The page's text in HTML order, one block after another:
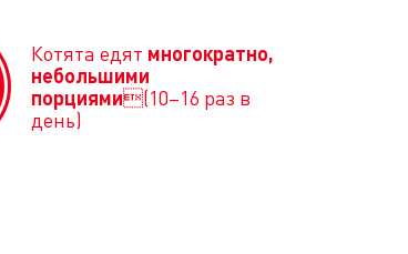
Котята едят многократно,
небольшими
порциями(10–16 раз в
день)